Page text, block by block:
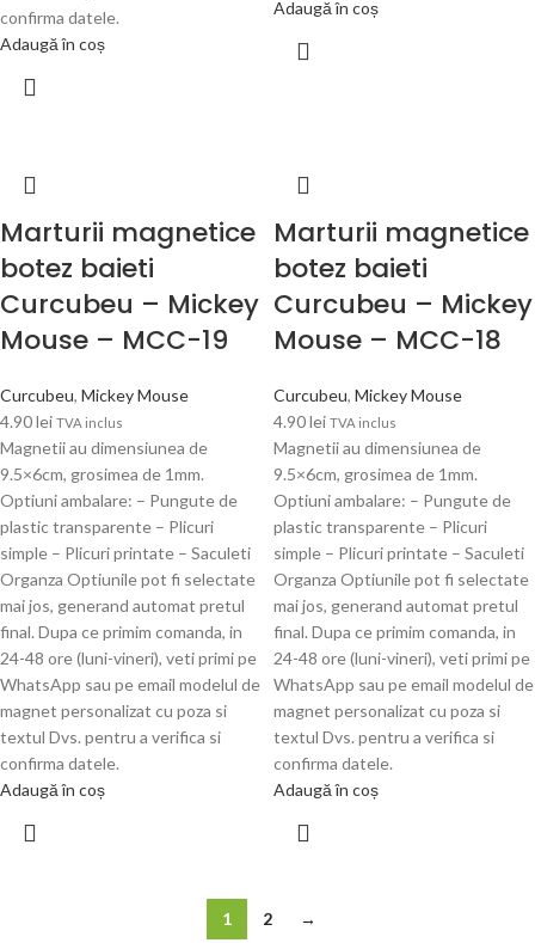
confirma datele.
Adaugă în coș
Adaugă în coș
Marturii magnetice
botez baieti
Curcubeu – Mickey
Mouse – MCC-19
Curcubeu, Mickey Mouse
4.90lei TVA inclus
Magnetii au dimensiunea de
9.5×6cm, grosimea de 1mm.
Optiuni ambalare: – Pungute de
plastic transparente – Plicuri
simple – Plicuri printate – Saculeti
Organza Optiunile pot fi selectate
mai jos, generand automat pretul
final. Dupa ce primim comanda, in
24-48 ore (luni-vineri), veti primi pe
WhatsApp sau pe email modelul de
magnet personalizat cu poza si
textul Dvs. pentru a verifica si
confirma datele.
Adaugă în coș
Marturii magnetice
botez baieti
Curcubeu – Mickey
Mouse – MCC-18
Curcubeu, Mickey Mouse
4.90lei TVA inclus
Magnetii au dimensiunea de
9.5×6cm, grosimea de 1mm.
Optiuni ambalare: – Pungute de
plastic transparente – Plicuri
simple – Plicuri printate – Saculeti
Organza Optiunile pot fi selectate
mai jos, generand automat pretul
final. Dupa ce primim comanda, in
24-48 ore (luni-vineri), veti primi pe
WhatsApp sau pe email modelul de
magnet personalizat cu poza si
textul Dvs. pentru a verifica si
confirma datele.
Adaugă în coș
1 2 →